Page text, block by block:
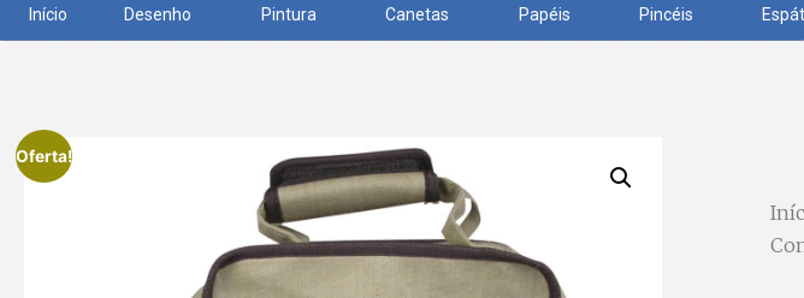
Início Desenho Pintura Canetas Papéis Pincéis
Oferta!